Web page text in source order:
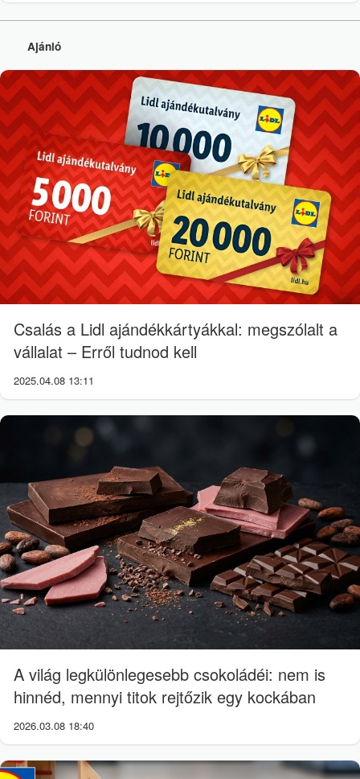
Ajánló
Csalás a Lidl ajándékkártyákkal: megszólalt a
vállalat – Erről tudnod kell
2025.04.08 13:11
A világ legkülönlegesebb csokoládéi: nem is
hinnéd, mennyi titok rejtőzik egy kockában
2026.03.08 18:40